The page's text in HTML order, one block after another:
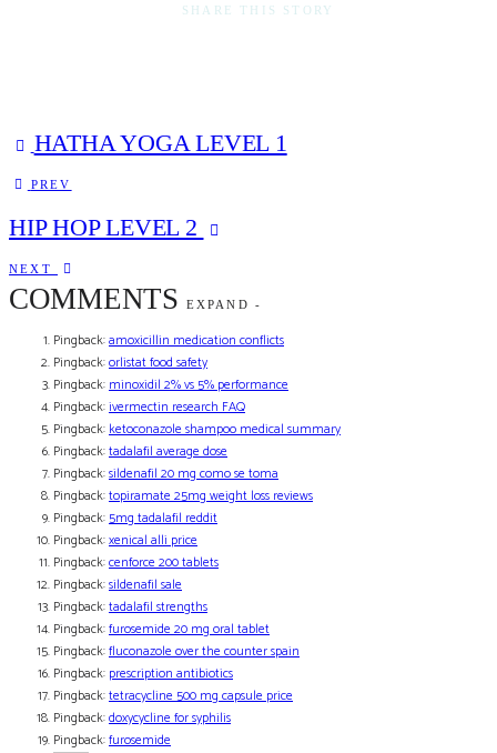
SHARE THIS STORY
HATHA YOGA LEVEL 1
PREV
HIP HOP LEVEL 2
NEXT
COMMENTS EXPAND -
Pingback:amoxicillin medication conflicts
Pingback:orlistat food safety
Pingback:minoxidil 2% vs 5% performance
Pingback:ivermectin research FAQ
Pingback:ketoconazole shampoo medical summary
Pingback:tadalafil average dose
Pingback:sildenafil 20 mg como se toma
Pingback:topiramate 25mg weight loss reviews
Pingback:5mg tadalafil reddit
Pingback:xenical alli price
Pingback:cenforce 200 tablets
Pingback:sildenafil sale
Pingback:tadalafil strengths
Pingback:furosemide 20 mg oral tablet
Pingback:fluconazole over the counter spain
Pingback: prescription antibiotics
Pingback:tetracycline 500 mg capsule price
Pingback:doxycycline for syphilis
Pingback:furosemide